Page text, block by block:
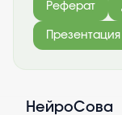
Реферат
Презентация
НейроСова